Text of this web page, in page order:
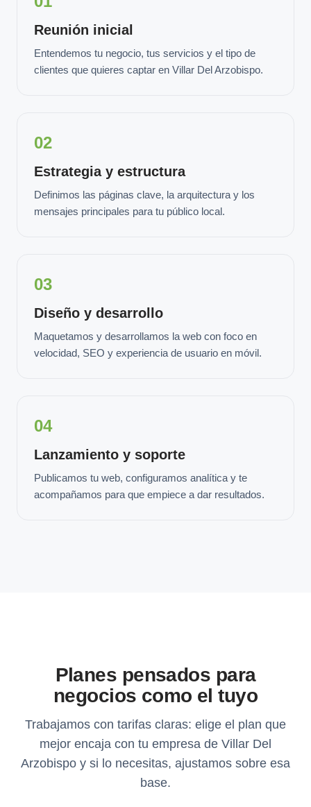
Reunión inicial
Entendemos tu negocio, tus servicios y el tipo de
clientes que quieres captar en Villar Del Arzobispo.
02
Estrategia y estructura
Definimos las páginas clave, la arquitectura y los
mensajes principales para tu público local.
03
Diseño y desarrollo
Maquetamos y desarrollamos la web con foco en
velocidad, SEO y experiencia de usuario en móvil.
04
Lanzamiento y soporte
Publicamos tu web, configuramos analítica y te
acompañamos para que empiece a dar resultados.
Planes pensados para
negocios como el tuyo
Trabajamos con tarifas claras: elige el plan que
mejor encaja con tu empresa de Villar Del
Arzobispo y si lo necesitas, ajustamos sobre esa
base.